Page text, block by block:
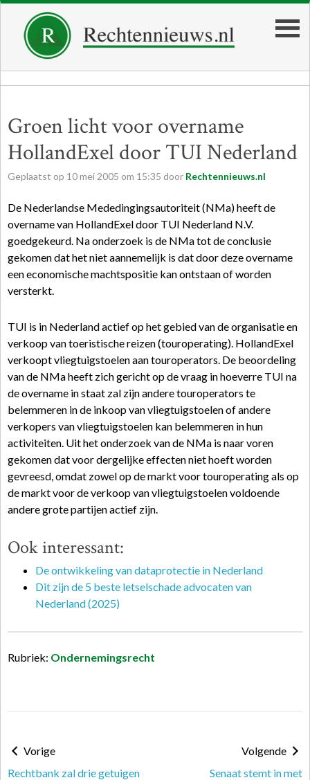
Groen licht voor overname
HollandExel door TUI Nederland
Geplaatst op 10mei 2005 om 15:35 door Rechtennieuws.nl
De Nederlandse Mededingingsautoriteit (NMa) heeft de
overname van HollandExel door TUI Nederland N.V.
goedgekeurd. Na onderzoek is de NMa tot de conclusie
gekomen dat het niet aannemelijk is dat door deze overname
een economische machtspositie kan ontstaan of worden
versterkt.
TUI is in Nederland actief op het gebied van de organisatie en
verkoop van toeristische reizen (touroperating). HollandExel
verkoopt vliegtuigstoelen aan touroperators. De beoordeling
van de NMa heeft zich gericht op de vraag in hoeverre TUI na
de overname in staat zal zijn andere touroperators te
belemmeren in de inkoop van vliegtuigstoelen of andere
verkopers van vliegtuigstoelen kan belemmeren in hun
activiteiten. Uit het onderzoek van de NMa is naar voren
gekomen dat voor dergelijke effecten niet hoeft worden
gevreesd, omdat zowel op de markt voor touroperating als op
de markt voor de verkoop van vliegtuigstoelen voldoende
andere grote partijen actief zijn.
Ook interessant:
De ontwikkeling van dataprotectie in Nederland
Dit zijn de 5 beste letselschade advocaten van
Nederland (2025)
Rubriek: Ondernemingsrecht
Vorige
Rechtbank zal drie getuigen
Volgende
Senaat stemt in met